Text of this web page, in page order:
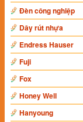
Đèn công nghiệp
Dây rút nhựa
Endress Hauser
Fuji
Fox
Honey Well
Hanyoung